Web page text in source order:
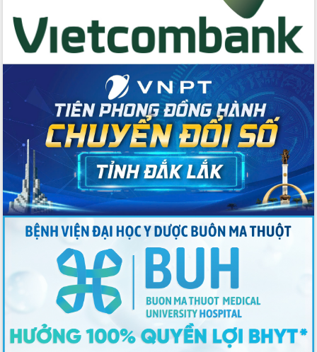
Xã Ea H'leo giữ vững và nâng cao chất
lượng các tiêu chí nông thôn mới
Công bố quyết định của Ban Thường
vụ Tỉnh ủy về công tác cán bộ
Nâng cao trách nhiệm người đứng
đầu, phát huy tinh thần chủ động,
sáng tạo để đảm bảo tiến độ giải ngân
vốn đầu tư công năm 2025
Sở Công Thương đột phá số hóa 100%
thủ tục trực tuyến lấy sự hài lòng của
doanh nghiệp làm thước đo phục vụ
Đảm bảo công tác bầu cử triển khai
đúng tiến độ, quy trình theo luật định
Ban Tuyên giáo và Dân vận Trung ương
tập huấn công tác khoa giáo năm 2025
Đắk Lắk hưởng ứng Ngày Pháp luật
Việt Nam 2025 và biểu dương 25 tập
thể, cá nhân tiêu biểu
Hội nghị lần thứ nhất Ban Chỉ đạo
công tác bầu cử tỉnh Đắk Lắk
Hội nghị UBND tỉnh thường kỳ tháng
10 năm 2025